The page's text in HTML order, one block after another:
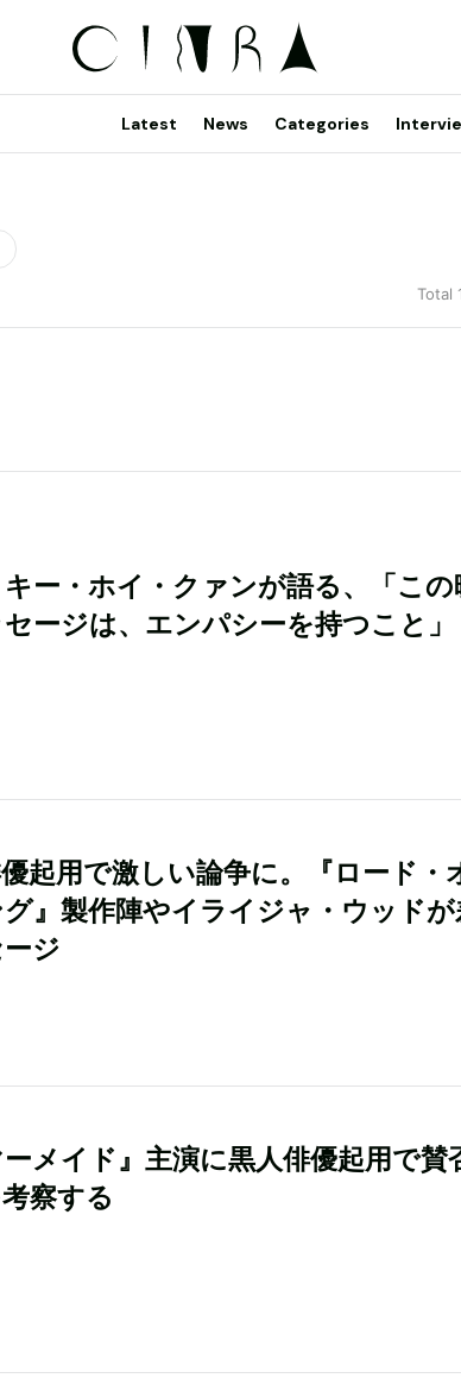
Latest News Categories
Total
キー・ホイ・クァンが語る、「この
ージは、エンパシーを持つこと」
起用で激しい論争に。『ロード・
』製作陣やイライジャ・ウッドが
ジ
ーメイド』主演に黒人俳優起用で賛
察する